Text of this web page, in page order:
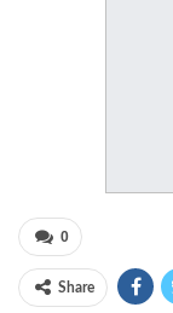
0
Share